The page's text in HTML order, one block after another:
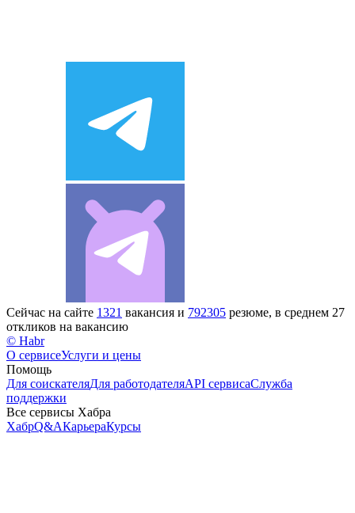
Сейчас на сайте 1321 вакансия и 792305 резюме, в среднем 27
откликов на вакансию
© Habr
О сервисеУслуги и цены
Помощь
Для соискателяДля работодателяAPI сервисаСлужба
поддержки
Все сервисы Хабра
ХабрQ&AКарьераКурсы